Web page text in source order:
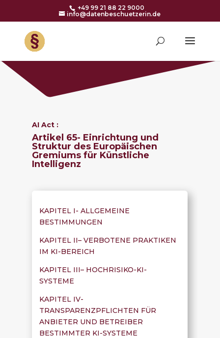
+49 99 21 88 22 9000
info@datenbeschuetzerin.de
AI Act :
Artikel 65- Einrichtung und
Struktur des Europäischen
Gremiums für Künstliche
Intelligenz
KAPITEL I- ALLGEMEINE
BESTIMMUNGEN
KAPITEL II– VERBOTENE PRAKTIKEN
IM KI-BEREICH
KAPITEL III– HOCHRISIKO-KI-
SYSTEME
KAPITEL IV-
TRANSPARENZPFLICHTEN FÜR
ANBIETER UND BETREIBER
BESTIMMTER KI-SYSTEME